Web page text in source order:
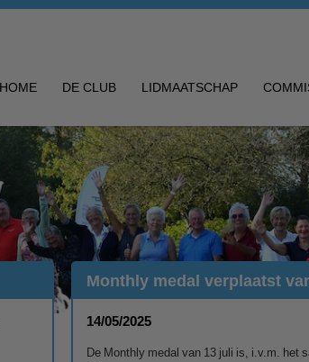
HOME DE CLUB LIDMAATSCHAP
Monthly medal verplaatst
14/05/2025
De Monthly medal van 13 juli is, i.v.m. het